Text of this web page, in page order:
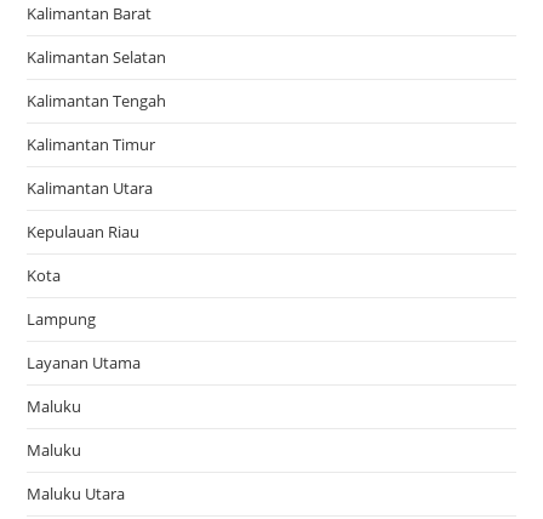
Kalimantan Barat
Kalimantan Selatan
Kalimantan Tengah
Kalimantan Timur
Kalimantan Utara
Kepulauan Riau
Kota
Lampung
Layanan Utama
Maluku
Maluku
Maluku Utara